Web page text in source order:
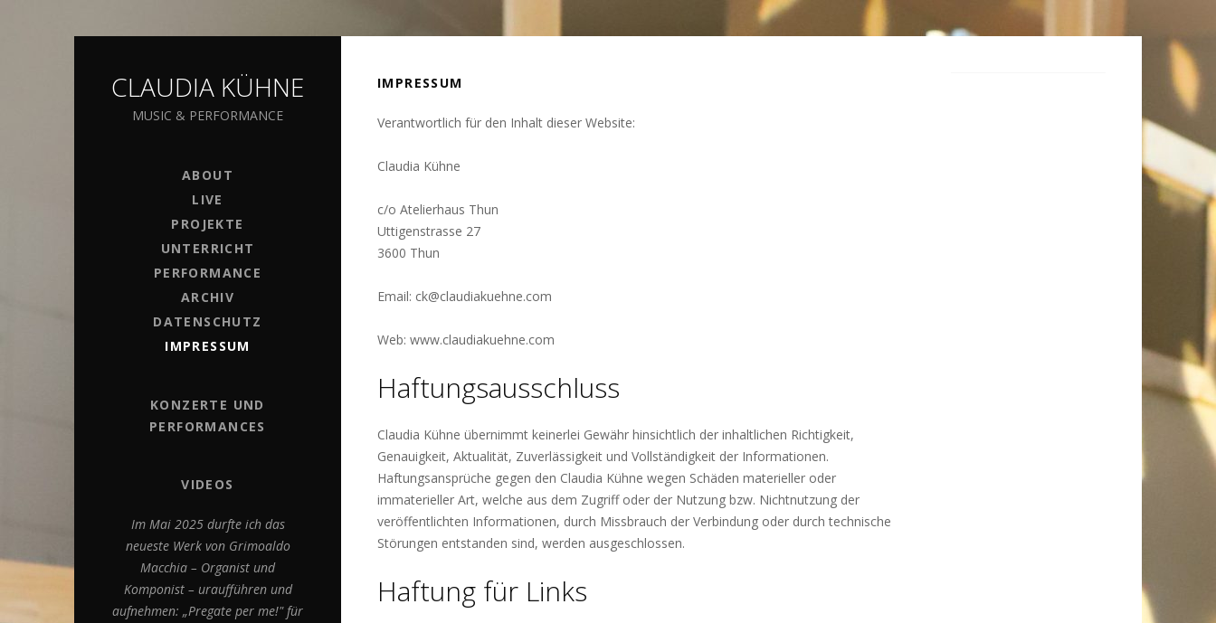
CLAUDIA KÜHNE
MUSIC & PERFORMANCE
ABOUT
LIVE
PROJEKTE
UNTERRICHT
PERFORMANCE
ARCHIV
DATENSCHUTZ
IMPRESSUM
KONZERTE UND
PERFORMANCES
VIDEOS
Im Mai 2025 durfte ich das
neueste Werk von Grimoaldo
Macchia – Organist und
Komponist – uraufführen und
aufnehmen: „Pregate per me!" für
IMPRESSUM
Verantwortlich für den Inhalt dieser Website:
Claudia Kühne
c/o Atelierhaus Thun
Uttigenstrasse 27
3600 Thun
Email: ck@claudiakuehne.com
Web: www.claudiakuehne.com
Haftungsausschluss
Claudia Kühne übernimmt keinerlei Gewähr hinsichtlich der inhaltlichen Richtigkeit,
Genauigkeit, Aktualität, Zuverlässigkeit und Vollständigkeit der Informationen.
Haftungsansprüche gegen den Claudia Kühne wegen Schäden materieller oder
immaterieller Art, welche aus dem Zugriff oder der Nutzung bzw. Nichtnutzung der
veröffentlichten Informationen, durch Missbrauch der Verbindung oder durch technische
Störungen entstanden sind, werden ausgeschlossen.
Haftung für Links